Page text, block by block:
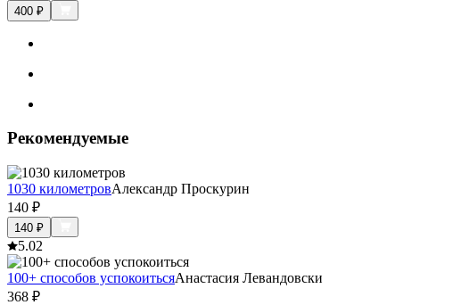
400 ₽
Рекомендуемые
1030 километровАлександр Проскурин
140 ₽
140 ₽
5.02
100+ способов успокоитьсяАнастасия Левандовски
368 ₽